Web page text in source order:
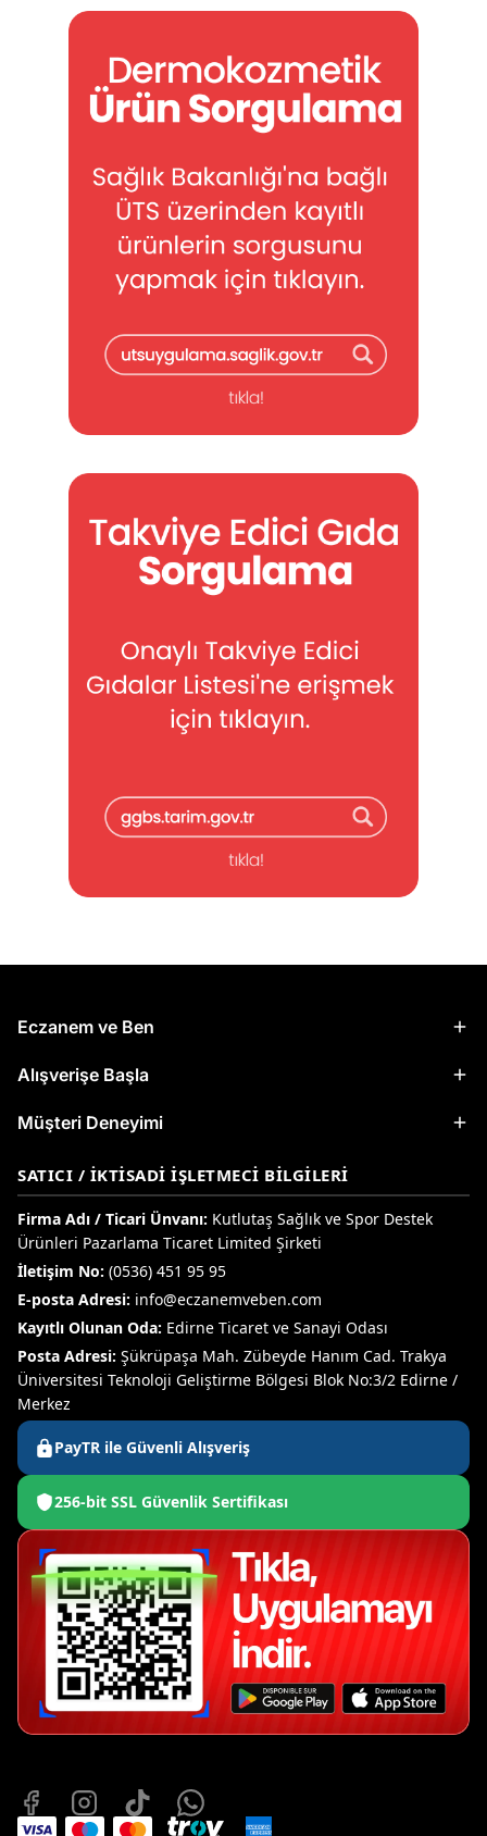
Eczanem ve Ben
Alışverişe Başla
Müşteri Deneyimi
SATICI / İKTISADI İŞLETMECI BILGILERI
Firma Adı / Ticari Ünvanı: Kutlutaş Sağlık ve Spor Destek
Ürünleri Pazarlama Ticaret Limited Şirketi
İletişim No: (0536) 451 95 95
E-posta Adresi: info@eczanemveben.com
Kayıtlı Olunan Oda: Edirne Ticaret ve Sanayi Odası
Posta Adresi: Şükrüpaşa Mah. Zübeyde Hanım Cad. Trakya
Üniversitesi Teknoloji Geliştirme Bölgesi Blok No:3/2 Edirne /
Merkez
PayTR ile Güvenli Alışveriş
256-bit SSL Güvenlik Sertifikası